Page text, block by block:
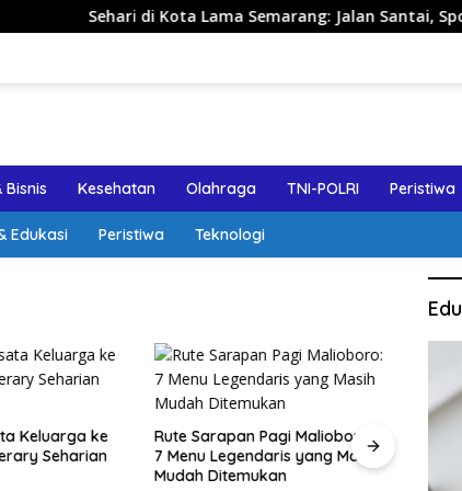
Sehari di Kota Lama Semarang: Jalan Santai, Spot Foto,
Bisnis Kesehatan Olahraga TNI-POLRI Peristiwa
Edukasi Peristiwa Teknologi
Pagi Malioboro:
yang Masih
Kuliner Malam Malioboro untuk
Keluarga: Menu, Jam Ramai,
dan Estimasi Budget